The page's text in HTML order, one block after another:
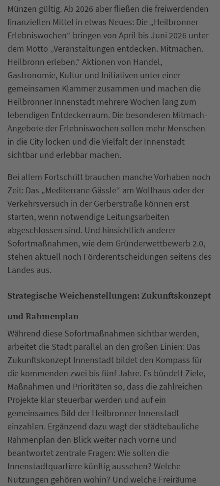
Münzen gültig. Ab 2026 aber fließen die freiwerdenden
finanziellen Mittel in etwas Neues: Die „Heilbronner
Erlebniswochen“ bringen von April bis Juni 2026 unter
dem Motto „Veranstaltungen entdecken. Mitmachen.
Heilbronn erleben.“ Aktionen von Handel,
Gastronomie, Kultur und Initiativen unter einer
gemeinsamen Klammer zusammen und machen die
Heilbronner Innenstadt mehrere Wochen lang zum
lebendigen Entdeckerraum. Die besonderen Mitmach-
Angebote der Erlebniswochen sollen mehr Menschen
in die City locken und die Vielfalt der Innenstadt
sichtbar und erlebbar machen.
Bei allem Fortschritt brauchen manche Vorhaben noch
Zeit: Das „Mediterrane Gässle“ am Wollhaus oder der
Verkehrsversuch in der Gerberstraße können erst
starten, wenn notwendige Leitungsarbeiten
abgeschlossen sind. Und hinsichtlich anderer
Sofortmaßnahmen, wie dem Gründerwettbewerb 2.0,
stehen aktuell noch Förderentscheidungen seitens des
Landes aus.
Strategische Weichenstellungen: Zukunftskonzept
und Rahmenplan
Während diese Sofortmaßnahmen sichtbar werden,
arbeitet die Stadt parallel an den großen Linien: Das
Zukunftskonzept Innenstadt bildet den Kompass für
die kommenden zwei bis fünf Jahre. Es bündelt Ziele,
Maßnahmen und Prioritäten so, dass die zahlreichen
Projekte klar steuerbar werden und auf ein
gemeinsames Bild der Heilbronner Innenstadt
einzahlen. Ergänzend dazu wagt der städtebauliche
Rahmenplan den Blick weiter nach vorne und
beantwortet zentrale Fragen: Wie sollen die
Innenstadtquartiere künftig aussehen? Welche
Nutzungen gehören wohin? Und welche Freiräume